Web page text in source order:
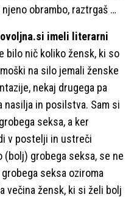
obrambo, raztrgaš …
imeli literarni
bilo nič koliko žensk, ki so
na silo jemali ženske
nekaj drugega pa
in posilstva. Sam si
seksa, a ker
v postelji in ustreči
grobega seksa, se ne
seksa oziroma
večina žensk, ki si želi bolj